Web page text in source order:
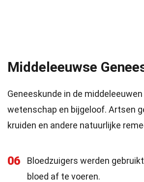
Middeleeuwse
Geneeskunde in de
wetenschap en bijgeloof. Artsen
kruiden en andere natuurlijke
06
Bloedzuigers werden
bloed af te voeren.